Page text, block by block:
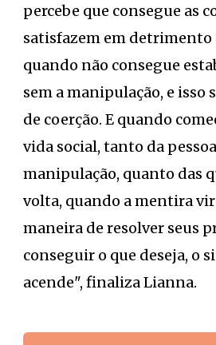
percebe que consegue as
satisfazem em detrimento
quando não consegue
sem a manipulação, e isso
de coerção. E quando
vida social, tanto da
manipulação, quanto das
volta, quando a mentira
maneira de resolver seus
conseguir o que deseja, o
acende", finaliza Lianna.